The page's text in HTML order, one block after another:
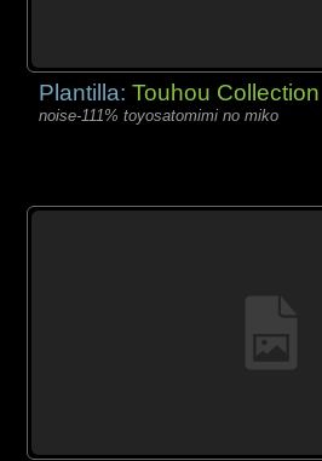
Plantilla:Touhou Collection
noise-111% toyosatomimi no miko